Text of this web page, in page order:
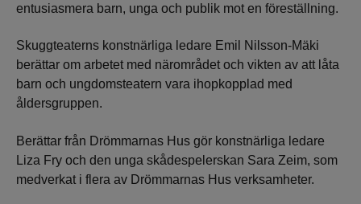
entusiasmera barn, unga och publik mot en föreställning.
Skuggteaterns konstnärliga ledare Emil Nilsson-Mäki
berättar om arbetet med närområdet och vikten av att låta
barn och ungdomsteatern vara ihopkopplad med
åldersgruppen.
Berättar från Drömmarnas Hus gör konstnärliga ledare
Liza Fry och den unga skådespelerskan Sara Zeim, som
medverkat i flera av Drömmarnas Hus verksamheter.